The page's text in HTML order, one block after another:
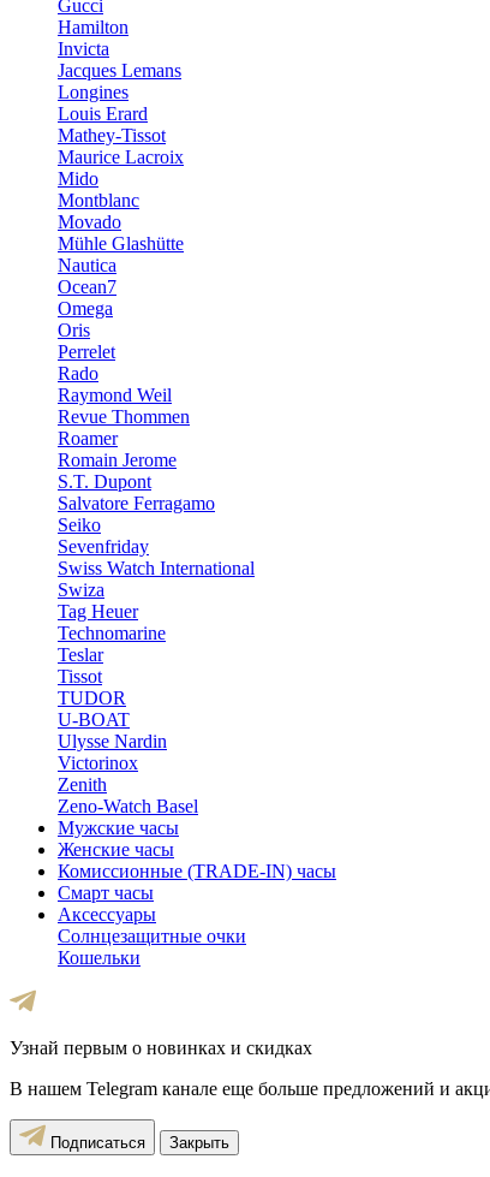
Gucci
Hamilton
Invicta
Jacques Lemans
Longines
Louis Erard
Mathey-Tissot
Maurice Lacroix
Mido
Montblanc
Movado
Mühle Glashütte
Nautica
Ocean7
Omega
Oris
Perrelet
Rado
Raymond Weil
Revue Thommen
Roamer
Romain Jerome
S.T. Dupont
Salvatore Ferragamo
Seiko
Sevenfriday
Swiss Watch International
Swiza
Tag Heuer
Technomarine
Teslar
Tissot
TUDOR
U-BOAT
Ulysse Nardin
Victorinox
Zenith
Zeno-Watch Basel
Мужские часы
Женские часы
Комиссионные (TRADE-IN) часы
Смарт часы
Аксессуары
Солнцезащитные очки
Кошельки
Узнай первым о новинках и скидках
В нашем Telegram канале еще больше предложений и
Подписаться Закрыть